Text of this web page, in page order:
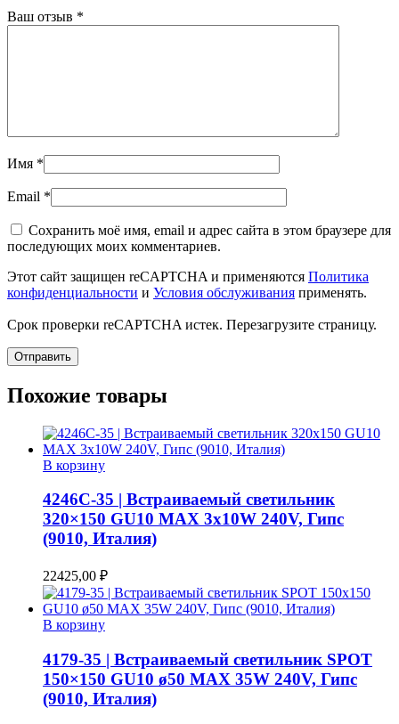
Ваш отзыв *
Имя *
Email *
Сохранить моё имя, email и адрес сайта в этом браузере для
последующих моих комментариев.
Этот сайт защищен reCAPTCHA и применяются Политика
конфиденциальности и Условия обслуживания применять.
Срок проверки reCAPTCHA истек. Перезагрузите страницу.
Похожие товары
В корзину
4246C-35 | Встраиваемый светильник
320×150 GU10 MAX 3x10W 240V, Гипс
(9010, Италия)
22425,00 ₽
В корзину
4179-35 | Встраиваемый светильник SPOT
150×150 GU10 ø50 MAX 35W 240V, Гипс
(9010, Италия)